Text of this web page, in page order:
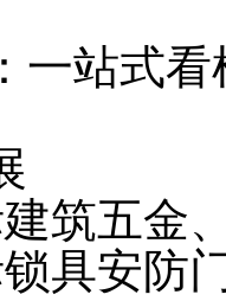
：一站式
筑五金
具安防